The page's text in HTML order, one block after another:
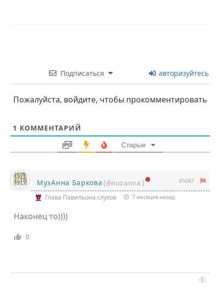
Подписаться авторизуйтесь
Пожалуйста, войдите, чтобы прокомментировать
1 КОММЕНТАРИЙ
Старые
МузАнна Баркова (@muzanna) #5087
Глава Павильона слухов 7 месяцев назад
Наконец то))))
0